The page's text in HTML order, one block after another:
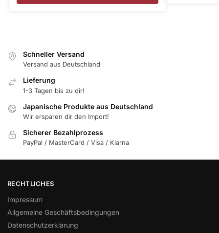
Schneller Versand
Versand aus Deutschland
Lieferung
1-3 Tagen bis zu dir!
Japanische Produkte aus Deutschland
Wir ersparen dir den Import!
Sicherer Bezahlprozess
PayPal / MasterCard / Visa / Klarna
RECHTLICHES
Impressum
Allgemeine Geschäftsbedingungen
Datenschutzerklärung